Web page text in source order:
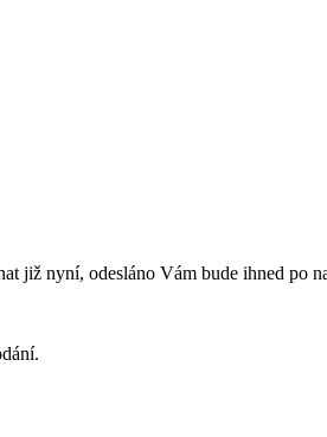
již nyní, odesláno Vám bude ihned po